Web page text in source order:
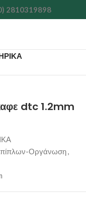
2810319898
dtc 1.2mm
Οργάνωση,